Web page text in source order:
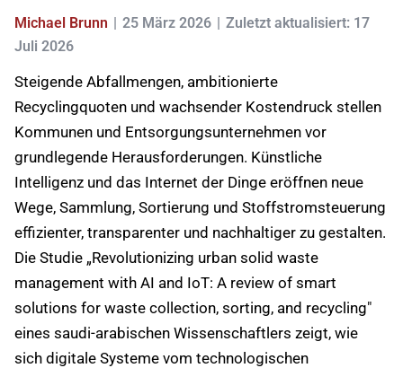
Michael Brunn 25 März 2026
Zuletzt aktualisiert: 17
Juli 2026
Steigende Abfallmengen, ambitionierte
Recyclingquoten und wachsender Kostendruck stellen
Kommunen und Entsorgungsunternehmen vor
grundlegende Herausforderungen. Künstliche
Intelligenz und das Internet der Dinge eröffnen neue
Wege, Sammlung, Sortierung und Stoffstromsteuerung
effizienter, transparenter und nachhaltiger zu gestalten.
Die Studie „Revolutionizing urban solid waste
management with AI and IoT: A review of smart
solutions for waste collection, sorting, and recycling"
eines saudi-arabischen Wissenschaftlers zeigt, wie
sich digitale Systeme vom technologischen